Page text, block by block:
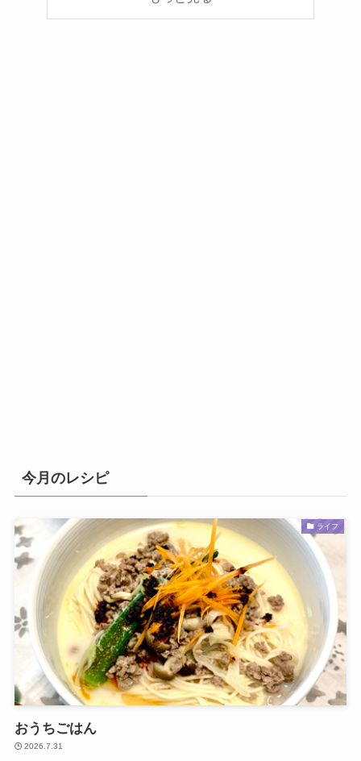
今月のレシピ
ライフ
おうちごはん
2026.7.31